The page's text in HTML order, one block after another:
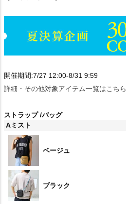
開催期間:7/27 12:00-8/31 9:59
詳細・その他対象アイテム一覧はこちら
ストラップ バッグ
Aミスト
ベージュ
ブラック